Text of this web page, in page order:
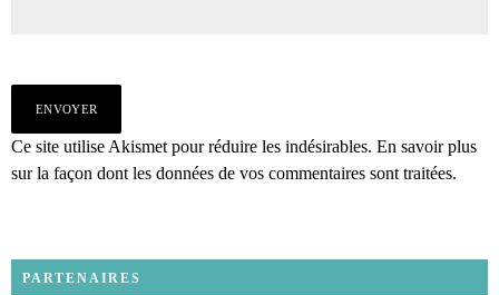
Ce site utilise Akismet pour réduire les indésirables. En savoir plus
sur la façon dont les données de vos commentaires sont traitées.
PARTENAIRES